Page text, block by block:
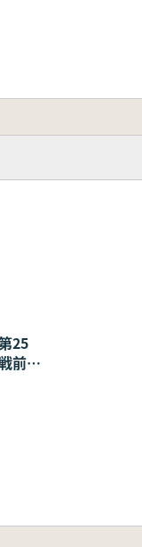
25
前・